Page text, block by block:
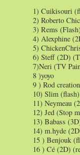
1) Cuikisouri
2) Roberto
3) Rems
4) Alexphine
5)
6) Steff (2D)
7)Neri (TV
8 )yoyo
9 ) Rod
10) Slim
11) Neymeau
12) Jed (Stop
13) Babass
14) m.hyde
15 ) Benjouk
16 ) Cé (2D)